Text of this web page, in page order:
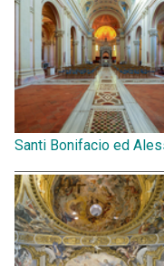
Santi Bonifacio ed